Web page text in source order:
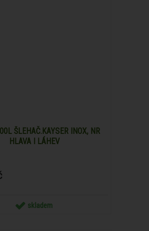
ŠLEHAČ.KAYSER INOX, NR
HLAVA I LÁHEV
skladem